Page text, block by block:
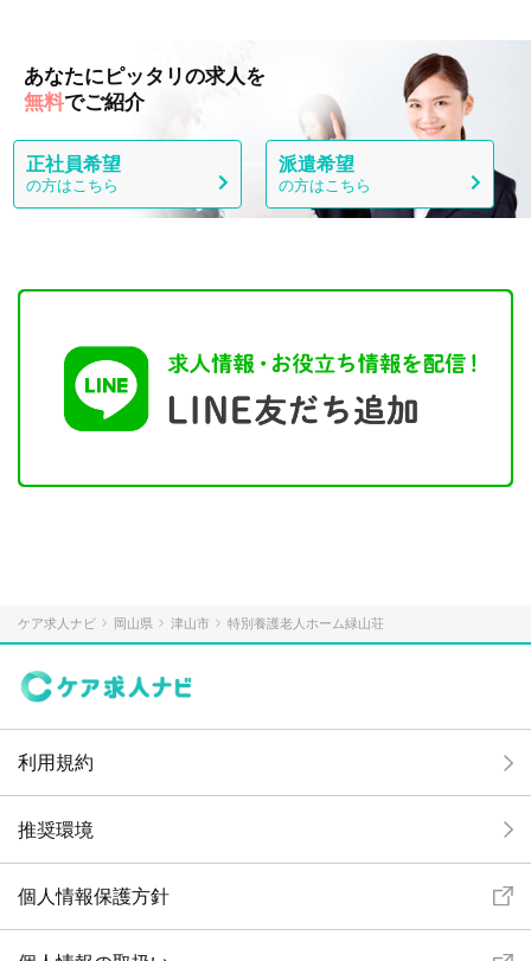
あなたにピッタリの求人を
無料でご紹介
正社員希望
の方はこちら
派遣希望
の方はこちら
ケア求人ナビ 岡山県 津山市 特別養護老人ホーム緑山荘
利用規約
推奨環境
個人情報保護方針